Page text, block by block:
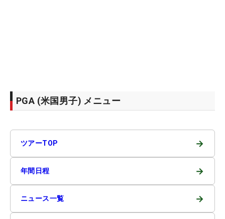
PGA (米国男子) メニュー
ツアーTOP →
年間日程 →
ニュース一覧 →